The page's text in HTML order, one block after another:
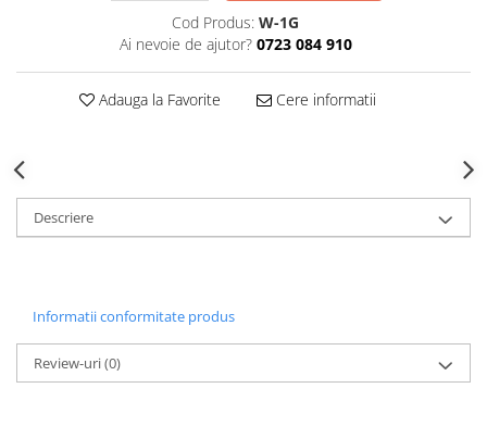
Sweet Wonderland
Crengute Decorative
Decoratiuni Muzicale
Coronite & Ghirlande
Aromaterapie Craciun
Felicitari, Cutii si Pungi de Cadou
Cod Produs: W-1G
Ai nevoie de ajutor? 0723 084 910
Adauga la Favorite Cere informatii
Descriere
Informatii conformitate produs
Review-uri(0)